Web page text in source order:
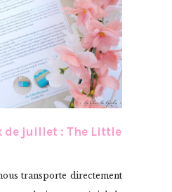
de juillet : The Little
transporte directement